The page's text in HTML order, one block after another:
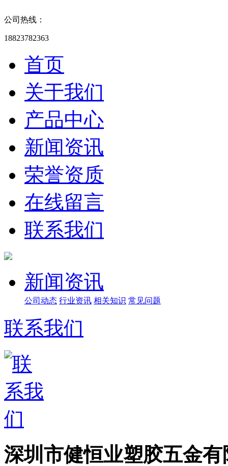
公司热线：
18823782363
首页
关于我们
产品中心
新闻资讯
荣誉资质
在线留言
联系我们
新闻资讯
公司动态 行业资讯 相关知识 常见问题
联系我们
深圳市健恒业塑胶五金有